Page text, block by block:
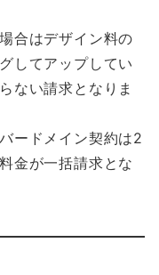
合はデザイン料の
してアップしてい
ない請求となりま
ードメイン契約は2
金が一括請求とな